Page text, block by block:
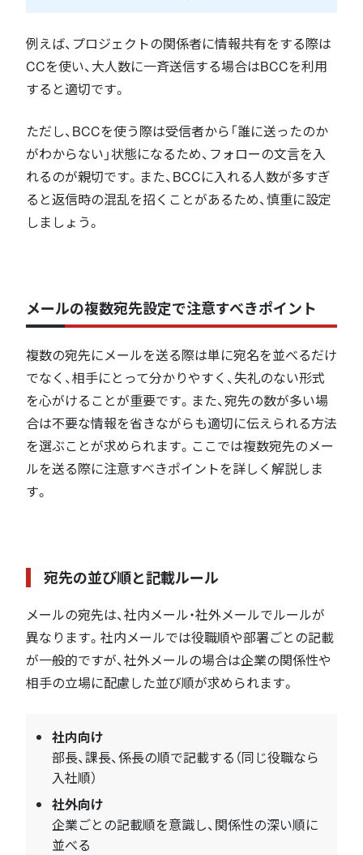
例えば、プロジェクトの関係者に情報共有をする際は
CCを使い、大人数に一斉送信する場合はBCCを利用
すると適切です。
ただし、BCCを使う際は受信者から「誰に送ったのか
がわからない」状態になるため、フォローの文言を入
れるのが親切です。また、BCCに入れる人数が多すぎ
ると返信時の混乱を招くことがあるため、慎重に設定
しましょう。
メールの複数宛先設定で注意すべきポイント
複数の宛先にメールを送る際は単に宛名を並べるだけ
でなく、相手にとって分かりやすく、失礼のない形式
を心がけることが重要です。また、宛先の数が多い場
合は不要な情報を省きながらも適切に伝えられる方法
を選ぶことが求められます。ここでは複数宛先のメー
ルを送る際に注意すべきポイントを詳しく解説しま
す。
宛先の並び順と記載ルール
メールの宛先は、社内メール・社外メールでルールが
異なります。社内メールでは役職順や部署ごとの記載
が一般的ですが、社外メールの場合は企業の関係性や
相手の立場に配慮した並び順が求められます。
社内向け
部長、課長、係長の順で記載する（同じ役職なら
入社順）
社外向け
企業ごとの記載順を意識し、関係性の深い順に
並べる